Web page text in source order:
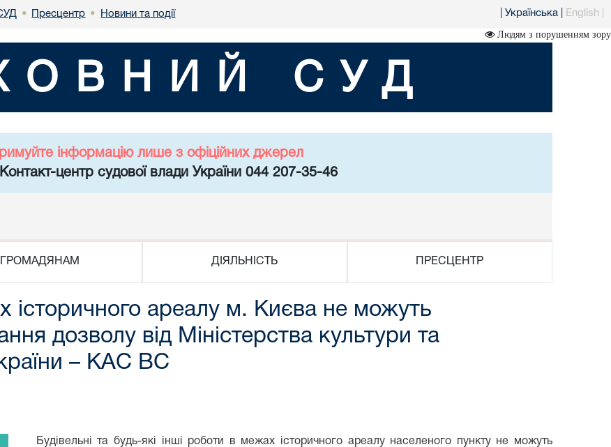
• Пресцентр • Новини та події Українська English
Людям з порушенням зору
СУД
інформацію лише з офіційних джерел
центр судової влади України 044 207-35-46
ГРОМАДЯНАМ ДІЯЛЬНІСТЬ ПРЕСЦЕНТР
історичного ареалу м. Києва не можуть
дозволу від Міністерства культури та
– КАС ВС
Будівельні та будь-які інші роботи в межах історичного ареалу населеного пункту не можуть